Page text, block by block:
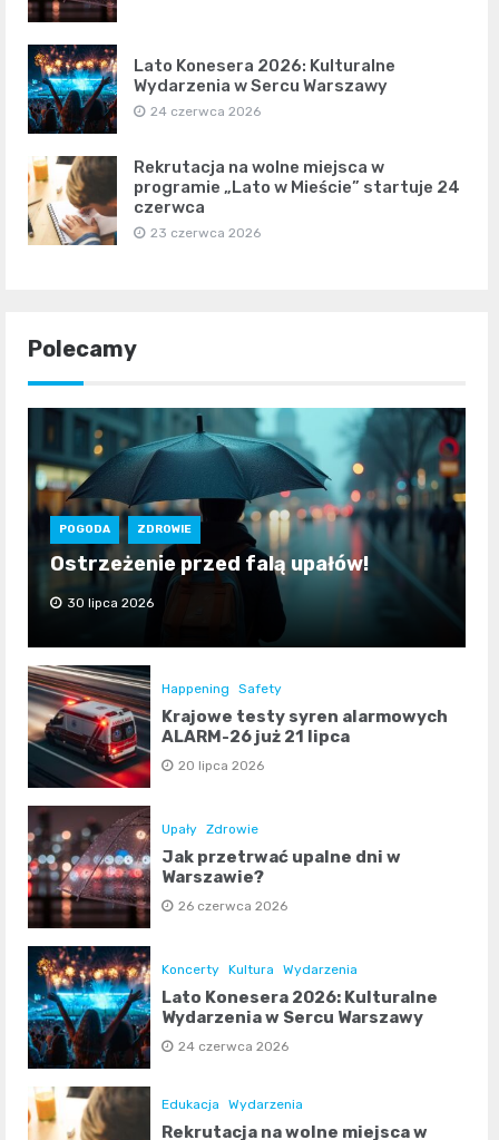
Lato Konesera 2026: Kulturalne
Wydarzenia w Sercu Warszawy
24 czerwca 2026
Rekrutacja na wolne miejsca w
programie „Lato w Mieście” startuje 24
czerwca
23 czerwca 2026
Polecamy
POGODA ZDROWIE
Ostrzeżenie przed falą upałów!
30 lipca 2026
Happening Safety
Krajowe testy syren alarmowych
ALARM-26 już 21 lipca
20 lipca 2026
Upały Zdrowie
Jak przetrwać upalne dni w
Warszawie?
26 czerwca 2026
Koncerty Kultura Wydarzenia
Lato Konesera 2026: Kulturalne
Wydarzenia w Sercu Warszawy
24 czerwca 2026
Edukacja Wydarzenia
Rekrutacja na wolne miejsca w